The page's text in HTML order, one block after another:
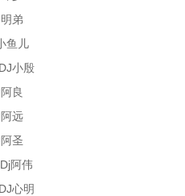
弟
鱼儿
小殷
良
远
圣
阿伟
心明